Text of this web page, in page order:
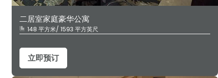
二居室家庭豪华公寓
148 平方米/ 1593 平方英尺
立即预订